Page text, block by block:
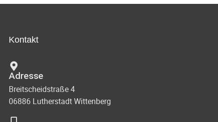
Kontakt
Adresse
Breitscheidstraße 4
06886 Lutherstadt Wittenberg